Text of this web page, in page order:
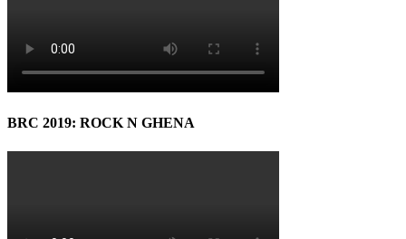
BRC 2019: ROCK N GHENA